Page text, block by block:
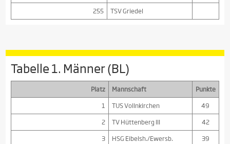
255
TSV Griedel
Tabelle 1. Männer (BL)
Platz Mannschaft
Punkte
1
TUS Vollnkirchen
49
2
TV Hüttenberg III
42
3
HSG Eibelsh./Ewersb.
39